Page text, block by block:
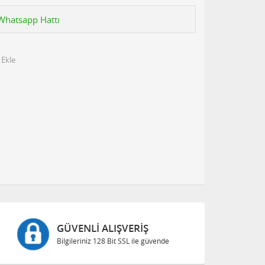
Hattı
GÜVENLI ALIŞVERIŞ
Bilgileriniz 128 Bit SSL ile güvende